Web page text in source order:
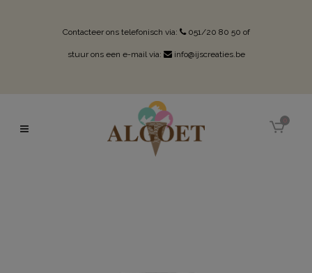
Contacteer ons telefonisch via: 051/20 80 50 of
stuur ons een e-mail via: info@ijscreaties.be
0